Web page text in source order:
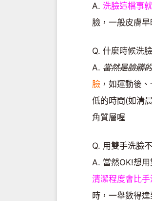
A. 洗臉這檔事
臉，一般皮膚
Q. 什麼時候洗
A. 當然是臉髒
臉 ，如運動後
低的時間(如清
角質層喔
Q. 用雙手洗臉
A. 當然OK!想
清潔程度會比
時，一舉數得